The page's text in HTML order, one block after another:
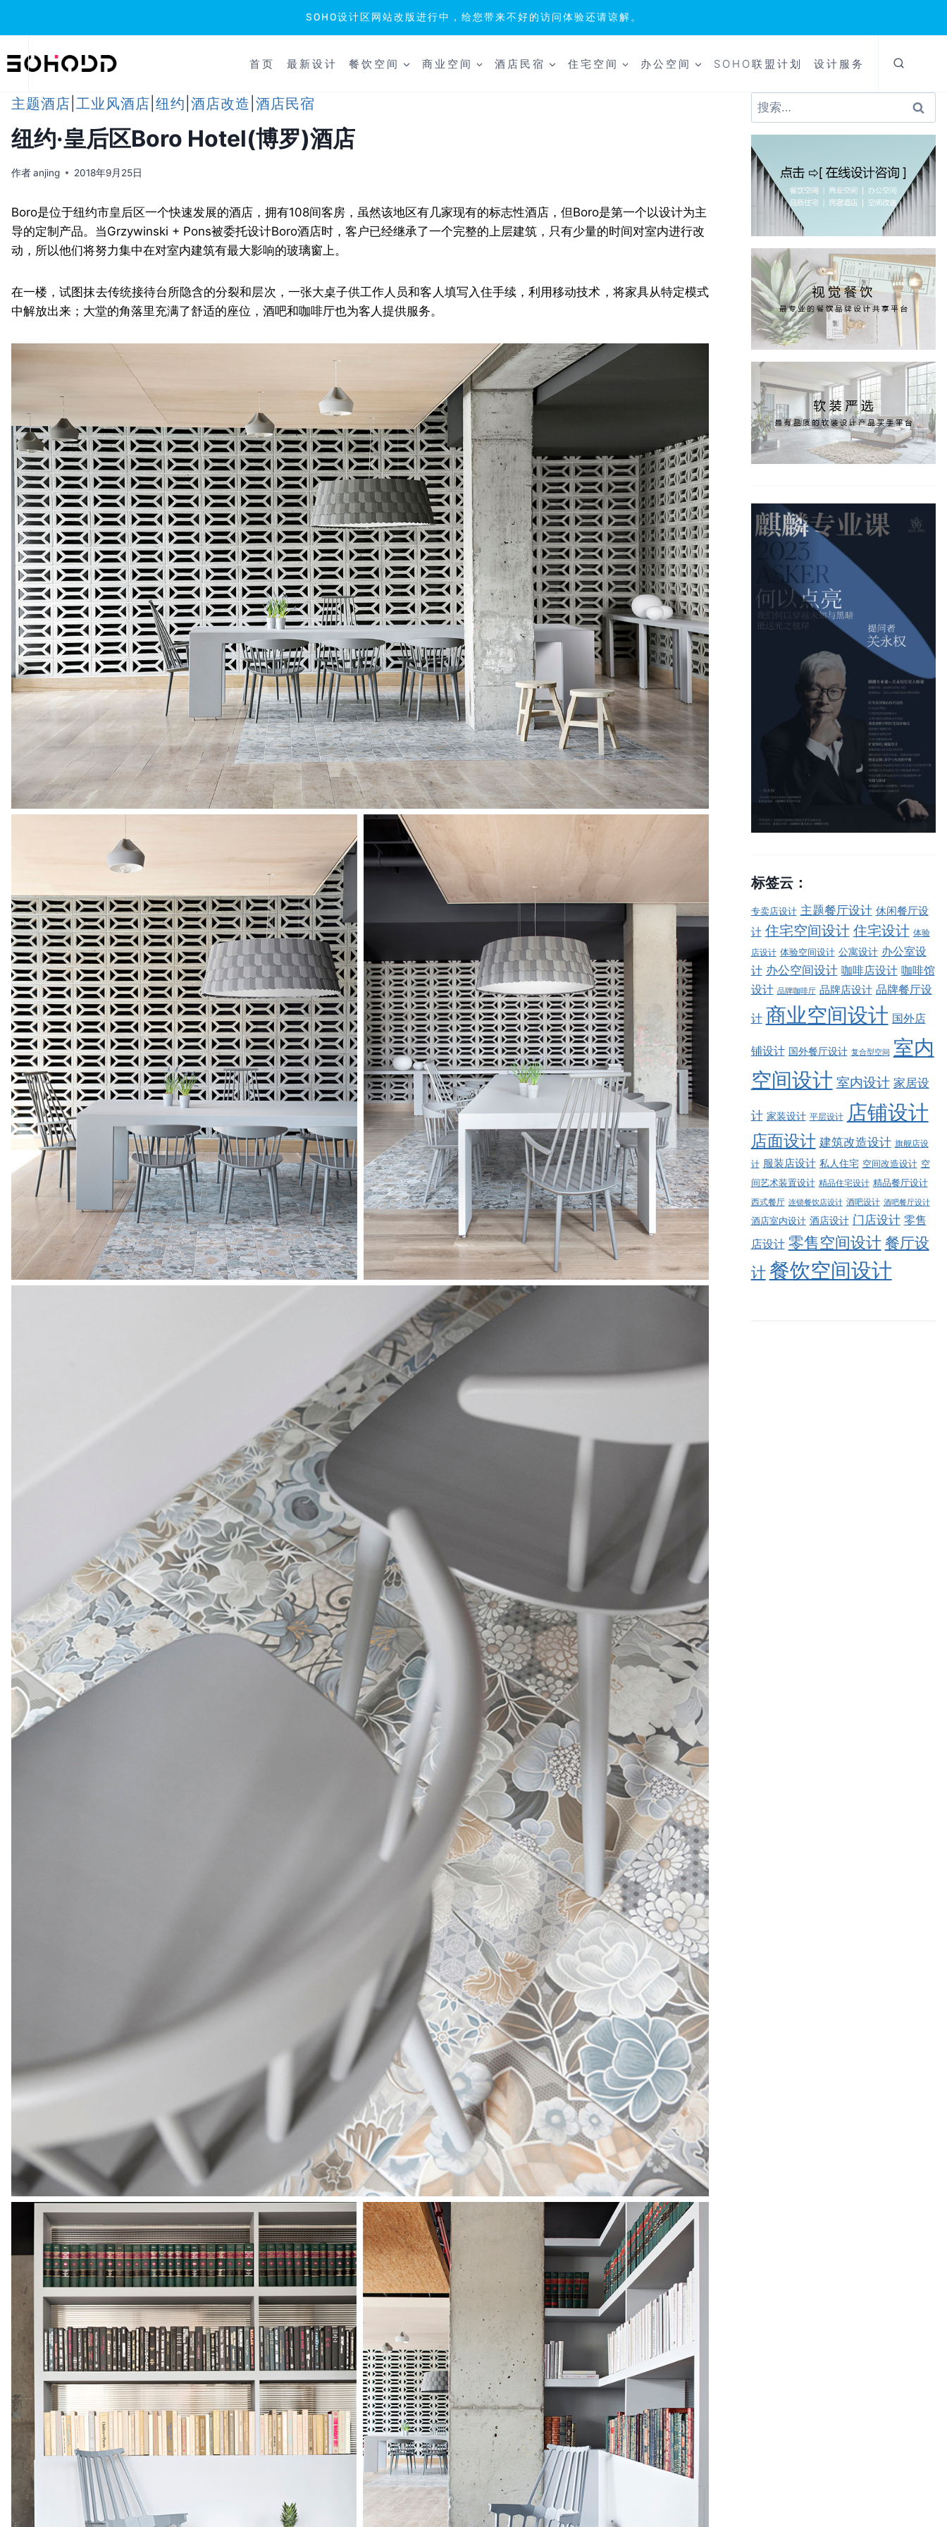
SOHO设计区网站改版进行中，给您带来不好的访问体验还请谅解。
到
首页 最新设计 餐饮空间 商业空间 酒店民宿 住宅空间 办公空间 SOHO联盟计划 设计服务
主题酒店 工业风酒店 纽约 酒店改造 酒店民宿
纽约·皇后区Boro Hotel(博罗)酒店
作者anjing 2018年9月25日
Boro是位于纽约市皇后区一个快速发展的酒店，拥有108间客房，虽然该地区有几家现有的标志性酒店，但Boro是第一个以设计为主
导的定制产品。当Grzywinski + Pons被委托设计Boro酒店时，客户已经继承了一个完整的上层建筑，只有少量的时间对室内进行改
动，所以他们将努力集中在对室内建筑有最大影响的玻璃窗上。
在一楼，试图抹去传统接待台所隐含的分裂和层次，一张大桌子供工作人员和客人填写入住手续，利用移动技术，将家具从特定模式
中解放出来；大堂的角落里充满了舒适的座位，酒吧和咖啡厅也为客人提供服务。
搜
索：
标签云：
专卖店设计 主题餐厅设计 休闲餐厅设
计 住宅空间设计 住宅设计 体验
店设计 体验空间设计 公寓设计 办公室设
计 办公空间设计 咖啡店设计 咖啡馆
设计 品牌咖啡厅 品牌店设计 品牌餐厅设
计 商业空间设计 国外店
铺设计 国外餐厅设计 复合型空间
室内
空间设计 室内设计 家居设
计 家装设计 平层设计 店铺设计
店面设计 建筑改造设计 旗舰店设
计 服装店设计 私人住宅 空间改造设计 空
间艺术装置设计 精品住宅设计 精品餐厅设计
西式餐厅 连锁餐饮店设计 酒吧设计 酒吧餐厅设计
酒店室内设计 酒店设计 门店设计 零售
店设计 零售空间设计 餐厅设
计 餐饮空间设计